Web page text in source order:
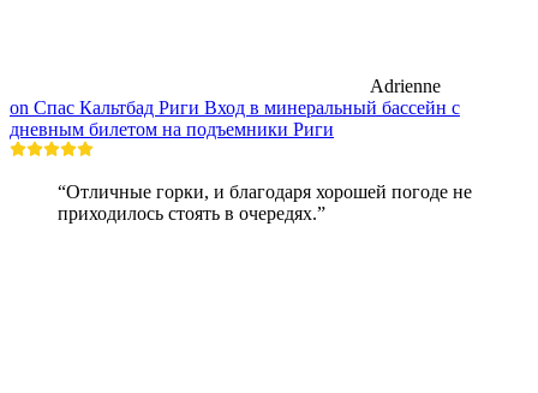
Adrienne
on Спас Кальтбад Риги Вход в минеральный бассейн с
дневным билетом на подъемники Риги
“Отличные горки, и благодаря хорошей погоде не
приходилось стоять в очередях.”